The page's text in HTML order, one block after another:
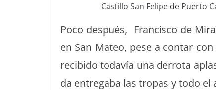
Castil­lo San Felipe de Puer­to
Poco después, Fran­cis­co de
en San Mateo, pese a con­tar
recibido todavía una der­ro­ta
da entre­ga­ba las tropas y todo